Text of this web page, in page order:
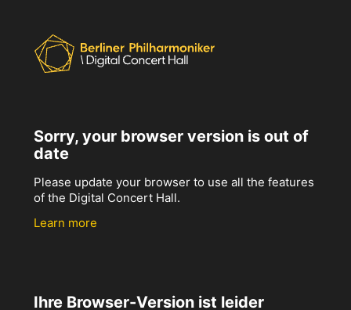
Sorry, your browser version is out of
date
Please update your browser to use all the features
of the Digital Concert Hall.
Learn more
Ihre Browser-Version ist leider